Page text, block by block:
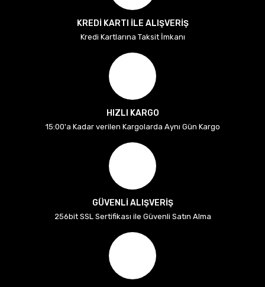
KREDİ KARTI İLE ALIŞVERİŞ
Kredi Kartlarına Taksit İmkanı
HIZLI KARGO
15:00'a Kadar verilen Kargolarda Aynı Gün Kargo
GÜVENLİ ALIŞVERİŞ
256bit SSL Sertifikası ile Güvenli Satın Alma